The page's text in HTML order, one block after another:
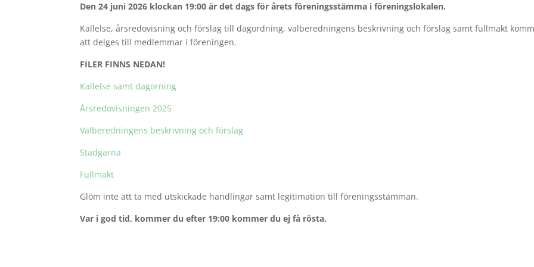
Den 24 juni 2026 klockan 19:00 är det dags för årets föreningsstämma i föreningslokalen.
Kallelse, årsredovisning och förslag till dagordning, valberedningens beskrivning och förslag samt fullmakt
att delges till medlemmar i föreningen.
FILER FINNS NEDAN!
Kallelse samt dagorning
Årsredovisningen 2025
Valberedningens beskrivning och förslag
Stadgarna
Fullmakt
Glöm inte att ta med utskickade handlingar samt legitimation till föreningsstämman.
Var i god tid, kommer du efter 19:00 kommer du ej få rösta.